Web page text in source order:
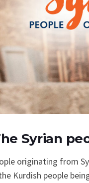
Syrian
originating from
Kurdish people